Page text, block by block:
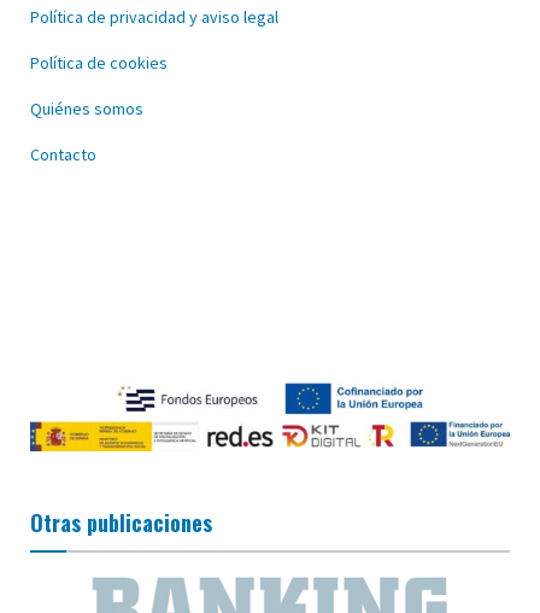
Política de privacidad y aviso legal
Política de cookies
Quiénes somos
Contacto
Otras publicaciones